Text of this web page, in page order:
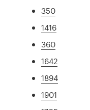
350
1416
360
1642
1894
1901